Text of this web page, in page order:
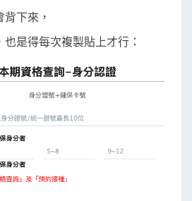
預
平
台
，
動
身
下來，
是得每次複製貼上才行：